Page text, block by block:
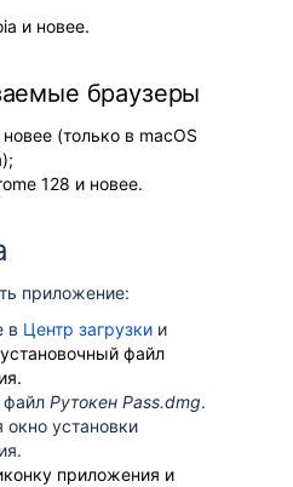
и новее.
браузеры
(только в macOS
128 и новее.
приложение:
в Центр загрузки и
установочный файл
файл Рутокен Pass.dmg.
окно установки
приложения и